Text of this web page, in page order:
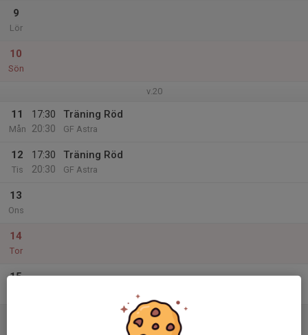
9
Lör
10
Sön
v.20
11
Mån
17:30
20:30
Träning Röd
GF Astra
12
Tis
17:30
20:30
Träning Röd
GF Astra
13
Ons
14
Tor
15